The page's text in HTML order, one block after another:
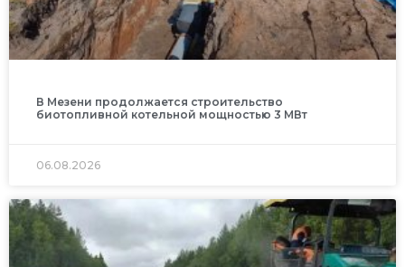
В Мезени продолжается строительство
биотопливной котельной мощностью 3 МВт
06.08.2026